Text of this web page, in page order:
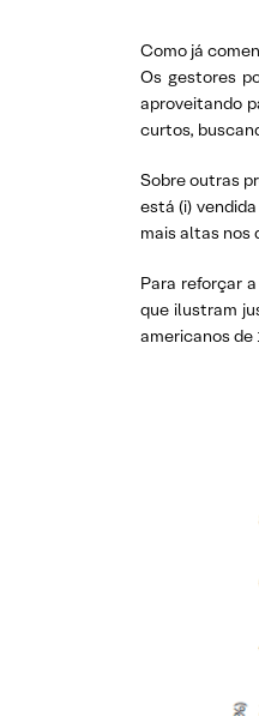
Como já
Os gestores
aproveitando
curtos,
Sobre outras
está (i) vendida
mais altas nos
Para reforçar
que ilustram
americanos de